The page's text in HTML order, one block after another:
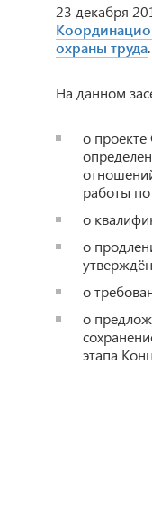
23 декабря
охраны труда.
На данном
о проекте
работы
о
о
о
о
этапа